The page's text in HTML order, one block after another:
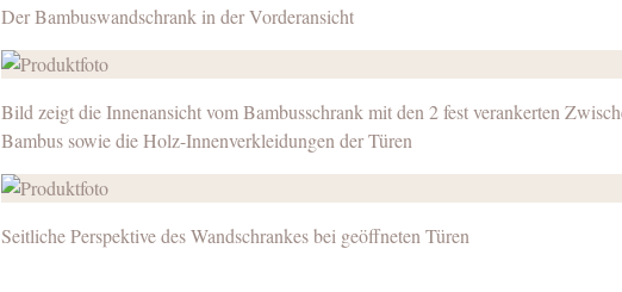
Der Bambuswandschrank in der Vorderansicht
Bild zeigt die Innenansicht vom Bambusschrank mit den 2 fest verankerten
Bambus sowie die Holz-Innenverkleidungen der Türen
Seitliche Perspektive des Wandschrankes bei geöffneten Türen